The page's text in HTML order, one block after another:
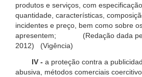
produtos e serviços, com
quantidade, características,
incidentes e preço, bem como sobre
apresentem; (Redação dada pela
2012) (Vigência)
IV - a proteção contra a
abusiva, métodos comerciais